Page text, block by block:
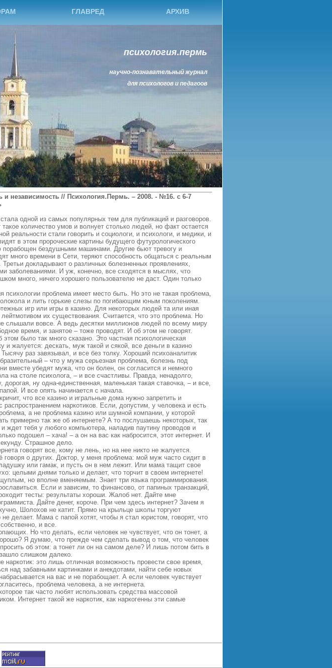
ГЛАВРЕД АРХИВ
психология.пермь
научно-познавательный журнал
для психологов и педагоов
и независимость // Психология.Пермь. – 2008. - №16. с 6-7
одной из самых популярных тем для публикаций и разговоров.
количество умов и волнует столько людей, но факт остается
реальности стали говорить и социологи, и психологи, и медики, и
в этом пророческие картины будущего футурологического
порабощен бездушными машинами. Другие бьют тревогу и
много времени в Сети, теряют способность общаться с реальным
докладывают о различных болезненных проявлениях,
заболеваниями. И уж, конечно, все сходятся в мыслях, что
много, ничего хорошего пользователю не даст. Один только
психологии проблема имеет место быть. Но это не такая проблема,
и лить горькие слезы по погибающим юным поколениям.
игр или игры в казино. Для некоторых людей та или иная
их существования. Считается, что это проблема. Но
слышали вовсе. А ведь десятки миллионов людей по всему миру
время, и занятое – тоже проводят. И об этом не говорят.
было так много сказано. Это частная психологическая
и жалуется: дескать, муж такой и сякой, все деньги в казино
раз завязывал, и все без толку. Хороший психоаналитик
– что у мужа серьезная проблема, болезнь под
вместе убедят мужа, что он болен, он согласится и немного
на столе психолога, – и все счастливы. Правда, ненадолго,
ну одна-единственная, маленькая такая ставочка, – и все,
И все опять начинается с начала.
что все казино и игральные дома нужно запретить и
наркотиков. Если, допустим, у человека и есть
а не проблема казино или шумной компании, у которой
примерно так же об интернете? А то послушаешь некоторых, так
ждет тебя у любого компьютера, наладив паутину проводов и
подошел – хача! – а он на вас как набросится, этот интернет. И
Страшное дело.
говорят все, кому не лень, но на нее никто не жалуется.
говоря о других. Доктор, у меня проблема: мой муж часто сидит в
или гамак, и пусть он в нем лежит. Или мама тащит свое
целыми днями только и делает, что торчит в своем интернете!
но вполне вменяемым. Знает три языка программирования.
Если и зависим, то финансово, от папиных транзакций,
тесты: результаты хороши. Жалоб нет. Дайте мне
Дайте денег, короче. При чем здесь интернет? Зачем я
Шолохов не катит. Прямо на крыльце школы торгуют
не делает. Мама с папой хотят, чтобы я стал юристом, говорят, что
и все.
Но что делать, если человек не чувствует, что он тонет, а
Я думаю, что прежде чем сделать вывод о том, что человек
об этом: а тонет ли он на самом деле? И лишь потом бить в
слишком далеко.
наркотик: это лишь отличная возможность провести свое время,
над забавными картинками и анекдотами, найти себе новых
на вас и не порабощает. А если человек чувствует
проблема человека, а не интернета.
так часто любят использовать средства массовой
Интернет такой же наркотик, как наркогенны эти самые